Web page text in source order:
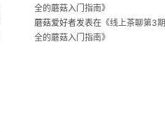
全的蘑菇入门指南》
蘑菇爱好者发表在《线上茶聊第3
全的蘑菇入门指南》